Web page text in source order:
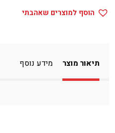
הוסף למוצרים שאהבתי
תיאור מוצר מידע נוסף